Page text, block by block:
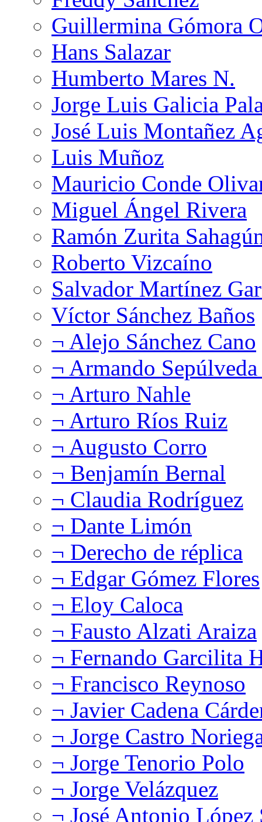
Guillermina Gómora
Hans Salazar
Humberto Mares N.
Jorge Luis Galicia
José Luis Montañez
Luis Muñoz
Mauricio Conde
Miguel Ángel Rivera
Ramón Zurita
Roberto Vizcaíno
Salvador Martínez
Víctor Sánchez Baños
¬ Alejo Sánchez Cano
¬ Armando
¬ Arturo Nahle
¬ Arturo Ríos Ruiz
¬ Augusto Corro
¬ Benjamín Bernal
¬ Claudia Rodríguez
¬ Dante Limón
¬ Derecho de réplica
¬ Edgar Gómez Flores
¬ Eloy Caloca
¬ Fausto Alzati Araiza
¬ Fernando Garcilita
¬ Francisco Reynoso
¬ Javier Cadena
¬ Jorge Castro
¬ Jorge Tenorio Polo
¬ Jorge Velázquez
¬ José Antonio López